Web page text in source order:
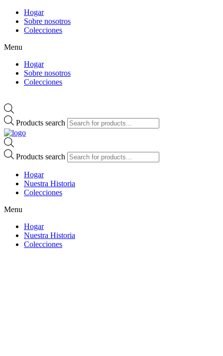
Hogar
Sobre nosotros
Colecciones
Menu
Hogar
Sobre nosotros
Colecciones
Products search
Products search
Hogar
Nuestra Historia
Colecciones
Menu
Hogar
Nuestra Historia
Colecciones